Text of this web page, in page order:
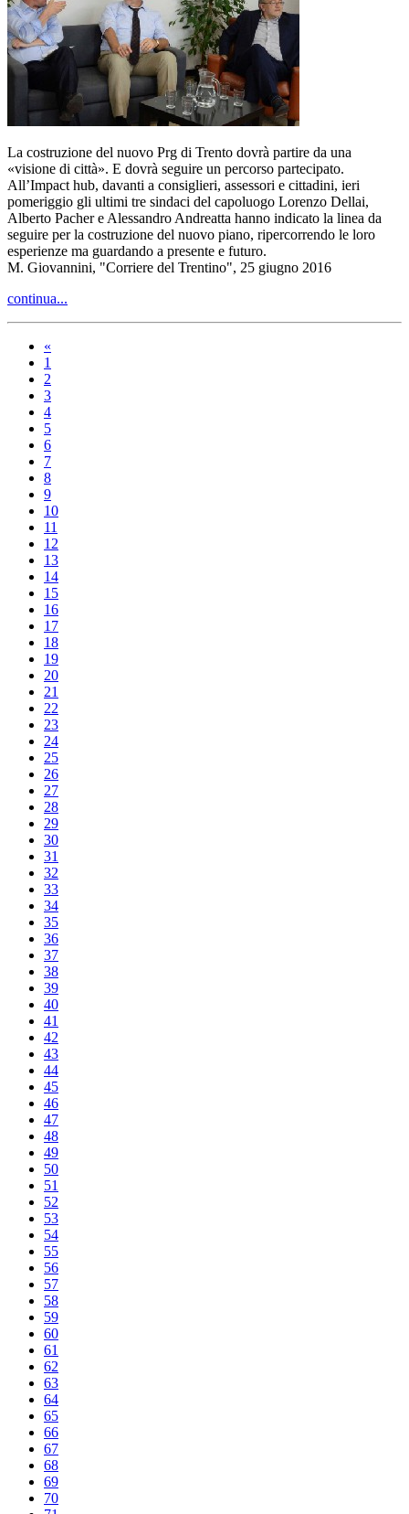
La costruzione del nuovo Prg di Trento dovrà partire da una
«visione di città». E dovrà seguire un percorso partecipato.
All’Impact hub, davanti a consiglieri, assessori e cittadini, ieri
pomeriggio gli ultimi tre sindaci del capoluogo Lorenzo Dellai,
Alberto Pacher e Alessandro Andreatta hanno indicato la linea da
seguire per la costruzione del nuovo piano, ripercorrendo le loro
esperienze ma guardando a presente e futuro.
M. Giovannini, "Corriere del Trentino", 25 giugno 2016
continua...
«
1
2
3
4
5
6
7
8
9
10
11
12
13
14
15
16
17
18
19
20
21
22
23
24
25
26
27
28
29
30
31
32
33
34
35
36
37
38
39
40
41
42
43
44
45
46
47
48
49
50
51
52
53
54
55
56
57
58
59
60
61
62
63
64
65
66
67
68
69
70